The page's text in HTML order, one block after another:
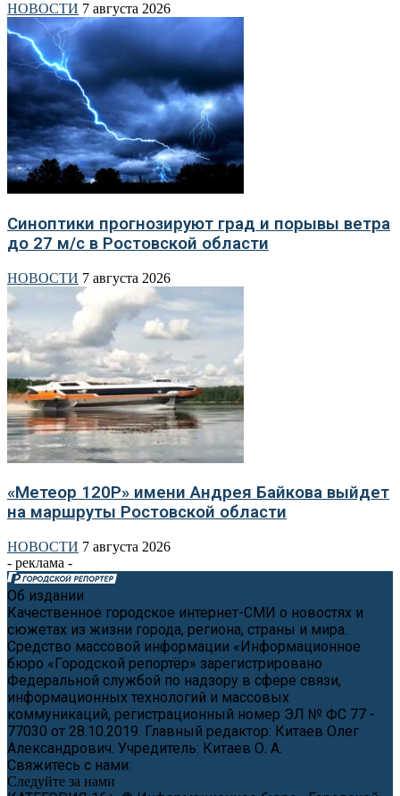
НОВОСТИ 7 августа 2026
Синоптики прогнозируют град и порывы ветра
до 27 м/с в Ростовской области
НОВОСТИ 7 августа 2026
«Метеор 120Р» имени Андрея Байкова выйдет
на маршруты Ростовской области
НОВОСТИ 7 августа 2026
- реклама -
Об издании
Качественное городское интернет-СМИ о новостях и
сюжетах из жизни города, региона, страны и мира.
Средство массовой информации «Информационное
бюро «Городской репортёр» зарегистрировано
Федеральной службой по надзору в сфере связи,
информационных технологий и массовых
коммуникаций, регистрационный номер ЭЛ № ФС 77 -
77030 от 28.10.2019. Главный редактор: Китаев Олег
Александрович. Учредитель: Китаев О. А.
Свяжитесь с нами:
Следуйте за нами